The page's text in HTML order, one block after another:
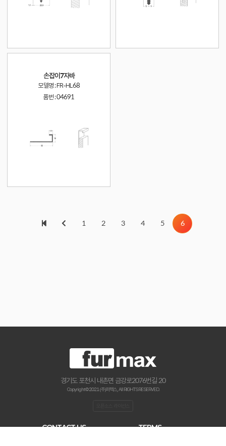
손잡이7자바
모델명 : FR-HL68
품번 :04691
1 2 3 4 5 6
경기도 포천시 내촌면 금강로2076번길 20
Copyright © 2021 (주)퍼맥스., All RIGHTS RESERVED.
CONTACT US TERMS